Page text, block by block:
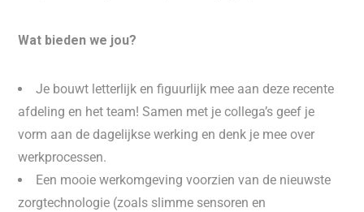
Wat bieden we jou?
Je bouwt letterlijk en figuurlijk mee aan deze recente
afdeling en het team! Samen met je collega’s geef je
vorm aan de dagelijkse werking en denk je mee over
werkprocessen.
Een mooie werkomgeving voorzien van de nieuwste
zorgtechnologie (zoals slimme sensoren en